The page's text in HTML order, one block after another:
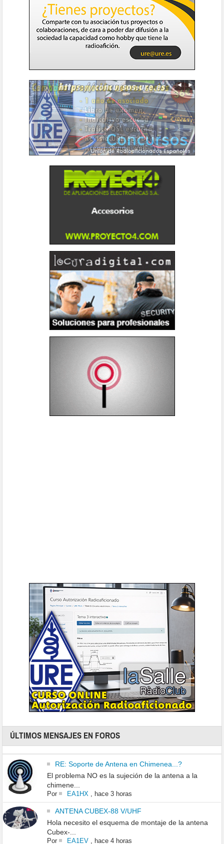
ÚLTIMOS MENSAJES EN FOROS
RE: Soporte de Antena en Chimenea...?
El problema NO es la sujeción de la antena a la
chimene...
Por EA1HX hace 3 horas
ANTENA CUBEX-88 V/UHF
Hola necesito el esquema de montaje de la antena
Cubex-...
Por EA1EV, hace 4 horas